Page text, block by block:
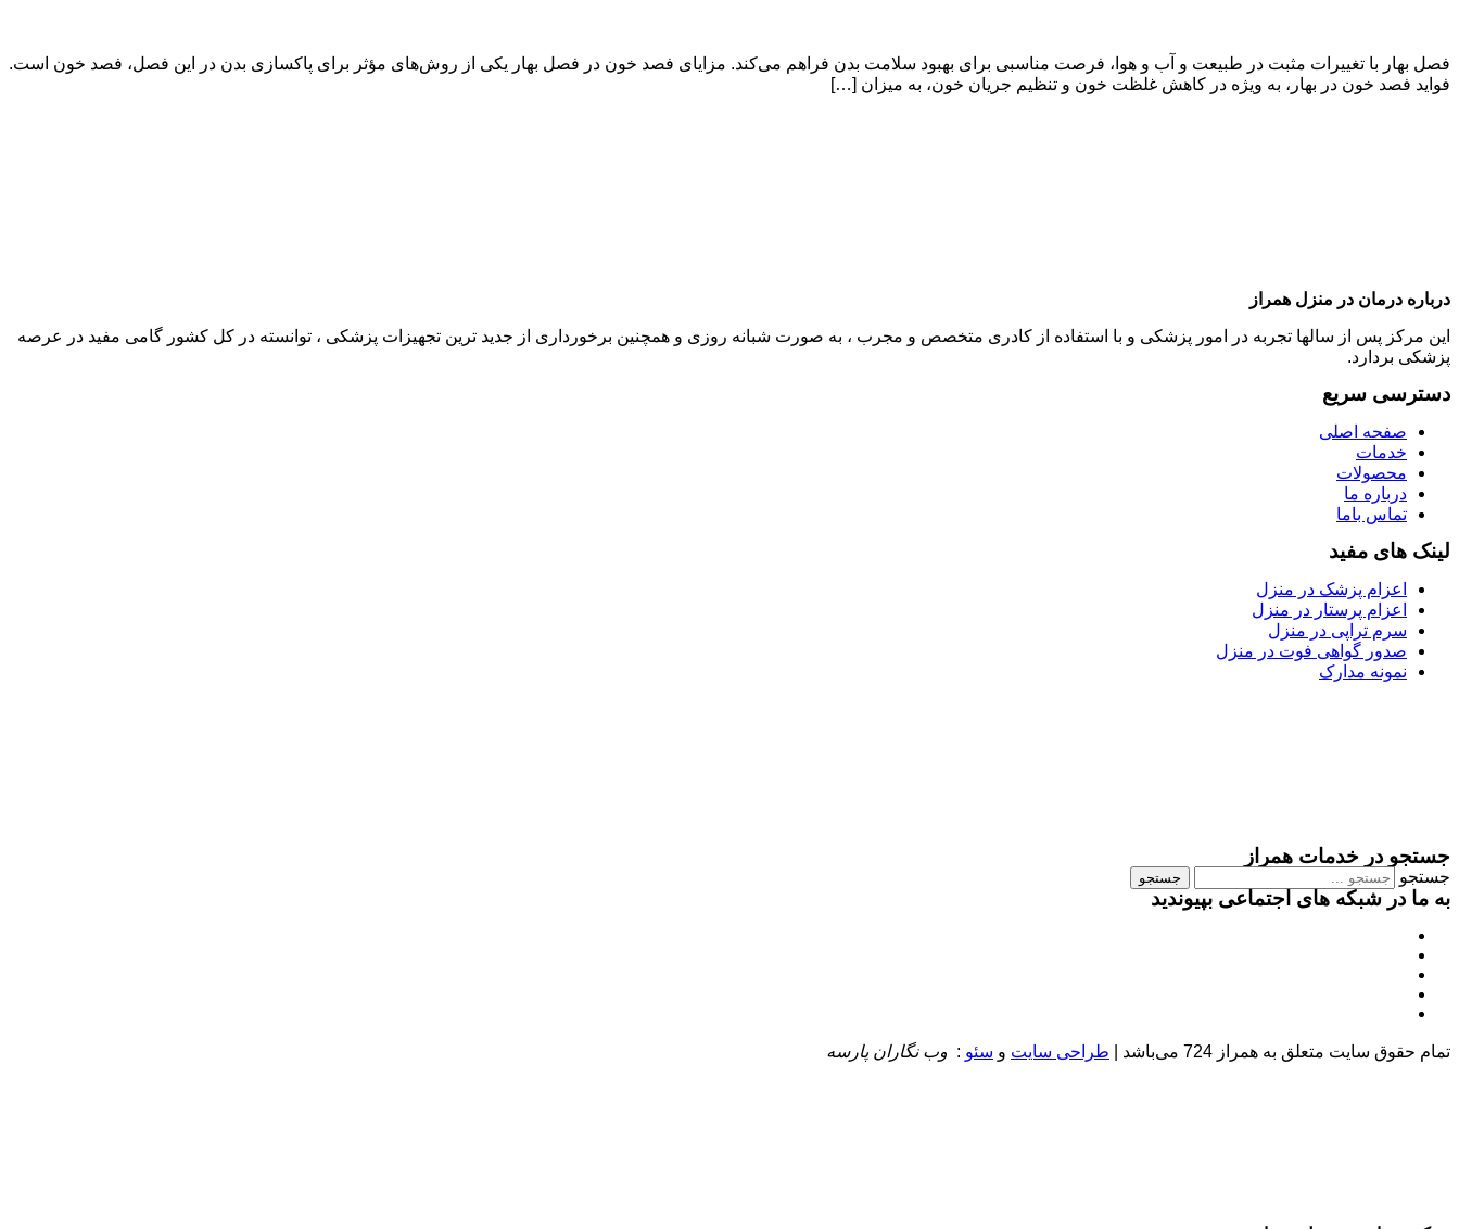
فصل بهار با تغییرات مثبت در طبیعت و آب و هوا، فرصت مناسبی برای بهبود سلامت بدن فراهم می‌کند. مزایای فصد خون در فصل بهار یکی از روش‌های مؤثر برای پاکسازی بدن در این فصل، فصد خون است.
فواید فصد خون در بهار، به ویژه در کاهش غلظت خون و تنظیم جریان خون، به میزان […]
درباره درمان در منزل همراز
این مرکز پس از سالها تجربه در امور پزشکی و با استفاده از کادری متخصص و مجرب ، به صورت شبانه روزی و همچنین برخورداری از جدید ترین تجهیزات پزشکی ، توانسته در کل کشور گامی مفید در عرصه
پزشکی بردارد.
دسترسی سریع
صفحه اصلی
خدمات
محصولات
درباره ما
تماس باما
لینک های مفید
اعزام پزشک در منزل
اعزام پرستار در منزل
سرم تراپی در منزل
صدور گواهی فوت در منزل
نمونه مدارک
جستجو در خدمات همراز
جستجو جستجو
به ما در شبکه های اجتماعی بپیوندید
تمام حقوق سایت متعلق به همراز 724 می‌باشد | طراحی سایت و سئو : وب نگاران پارسه